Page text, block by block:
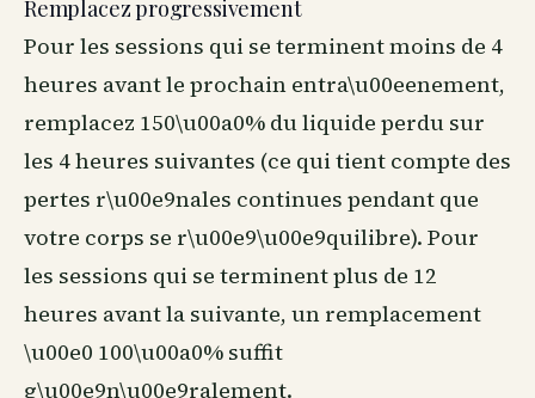
Remplacez progressivement
Pour les sessions qui se terminent moins de 4
heures avant le prochain entra\u00eenement,
remplacez 150\u00a0% du liquide perdu sur
les 4 heures suivantes (ce qui tient compte des
pertes r\u00e9nales continues pendant que
votre corps se r\u00e9\u00e9quilibre). Pour
les sessions qui se terminent plus de 12
heures avant la suivante, un remplacement
\u00e0 100\u00a0% suffit
g\u00e9n\u00e9ralement.